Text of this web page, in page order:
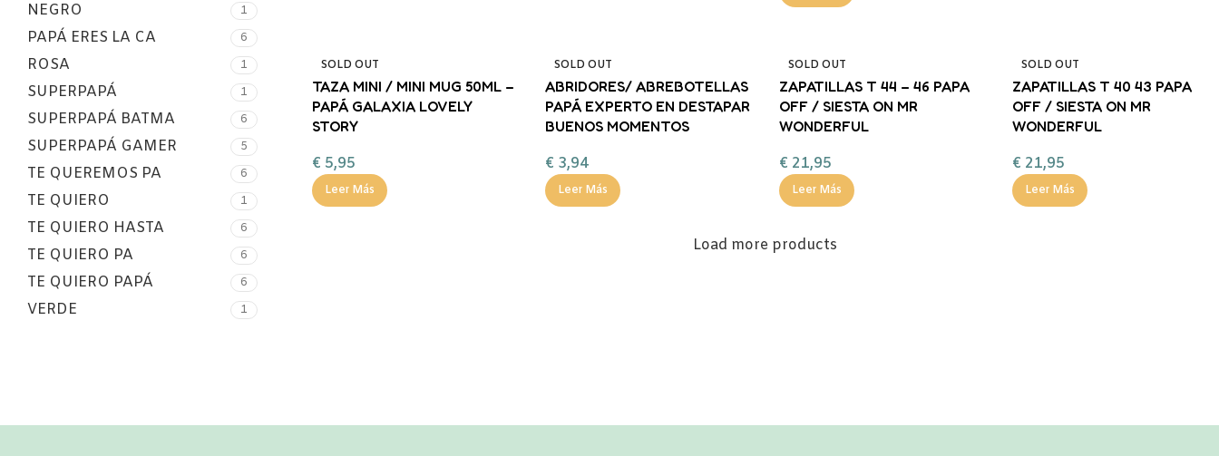
NEGRO 1
PAPÁ ERES LA CA 6
ROSA 1
SUPERPAPÁ 1
SUPERPAPÁ BATMA 6
SUPERPAPÁ GAMER 5
TE QUEREMOS PA 6
TE QUIERO 1
TE QUIERO HASTA 6
TE QUIERO PA 6
TE QUIERO PAPÁ 6
VERDE 1
SOLD OUT
TAZA MINI / MINI MUG 50ML –
PAPÁ GALAXIA LOVELY
STORY
€ 5,95
Leer Más
SOLD OUT
ABRIDORES/ ABREBOTELLAS
PAPÁ EXPERTO EN DESTAPAR
BUENOS MOMENTOS
€ 3,94
Leer Más
SOLD OUT
ZAPATILLAS T 44 – 46 PAPA
OFF / SIESTA ON MR
WONDERFUL
€ 21,95
Leer Más
SOLD OUT
ZAPATILLAS T 40 43 PAPA
OFF / SIESTA ON MR
WONDERFUL
€ 21,95
Leer Más
Load more products